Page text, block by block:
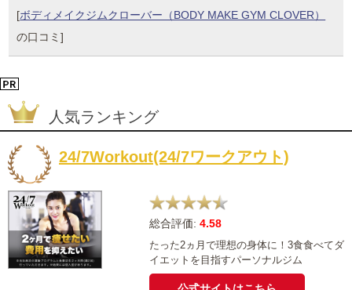
[ボディメイクジムクローバー（BODY MAKE GYM CLOVER）
の口コミ]
人気ランキング
24/7Workout(24/7ワークアウト)
総合評価: 4.58
たった2ヵ月で理想の身体に！3食食べてダ
イエットを目指すパーソナルジム